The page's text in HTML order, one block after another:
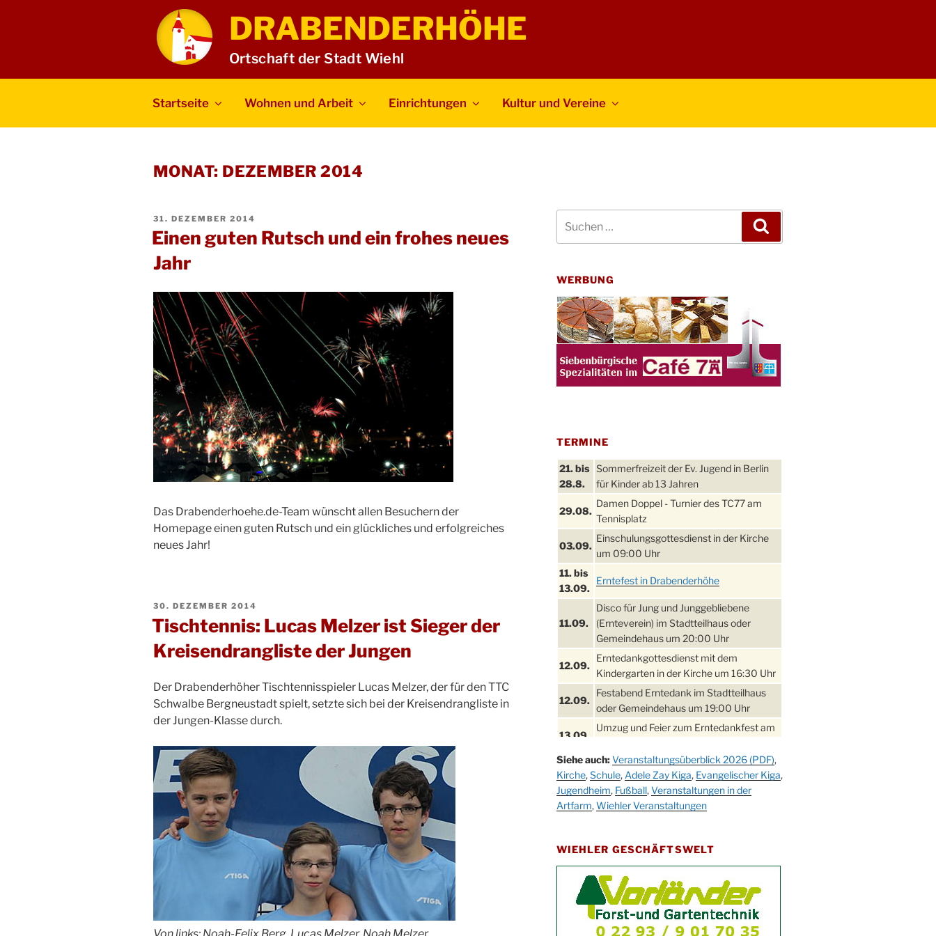
DRABENDERHÖHE
Ortschaft der Stadt Wiehl
Startseite Wohnen und Arbeit Einrichtungen Kultur und Vereine
MONAT: DEZEMBER 2014
VERÖFFENTLICHT
AM
31. DEZEMBER 2014
Einen guten Rutsch und ein frohes neues
Jahr
Das Drabenderhoehe.de-Team wünscht allen Besuchern der
Homepage einen guten Rutsch und ein glückliches und erfolgreiches
neues Jahr!
VERÖFFENTLICHT
AM
30. DEZEMBER 2014
Tischtennis: Lucas Melzer ist Sieger der
Kreisendrangliste der Jungen
Der Drabenderhöher Tischtennisspieler Lucas Melzer, der für den TTC
Schwalbe Bergneustadt spielt, setzte sich bei der Kreisendrangliste in
der Jungen-Klasse durch.
nach:
WERBUNG
TERMINE
21. bis
28.8.
Sommerfreizeit der Ev. Jugend in Berlin
für Kinder ab 13 Jahren
29.08.
Damen Doppel - Turnier des TC77 am
Tennisplatz
03.09.
Einschulungsgottesdienst in der Kirche
um 09:00 Uhr
11. bis
13.09.
Erntefest in Drabenderhöhe
11.09.
Disco für Jung und Junggebliebene
(Ernteverein) im Stadtteilhaus oder
Gemeindehaus um 20:00 Uhr
12.09.
Erntedankgottesdienst mit dem
Kindergarten in der Kirche um 16:30 Uhr
12.09.
Festabend Erntedank im Stadtteilhaus
oder Gemeindehaus um 19:00 Uhr
13.09.
Umzug und Feier zum Erntedankfest am
19.09.
Schlagerabend im Stadtteilhaus
Drabenderhöhe
25. u.
26.09.
Oktoberfest im Cafe XXS
10-12 Uhr
09.10.
Afterwork-Andacht um 18:00 Uhr in der
Kirche
10.10.
Sandmännchen-Gottesdienst in der
Kirche oder im Ev. Gemeindehaus um
18:00 Uhr
Siehe auch: Veranstaltungsüberblick 2026 (PDF),
Kirche,Schule, Adele Zay Kiga, Evangelischer Kiga,
Jugendheim, Fußball,Veranstaltungen in der
Artfarm,Wiehler Veranstaltungen
WIEHLER GESCHÄFTSWELT